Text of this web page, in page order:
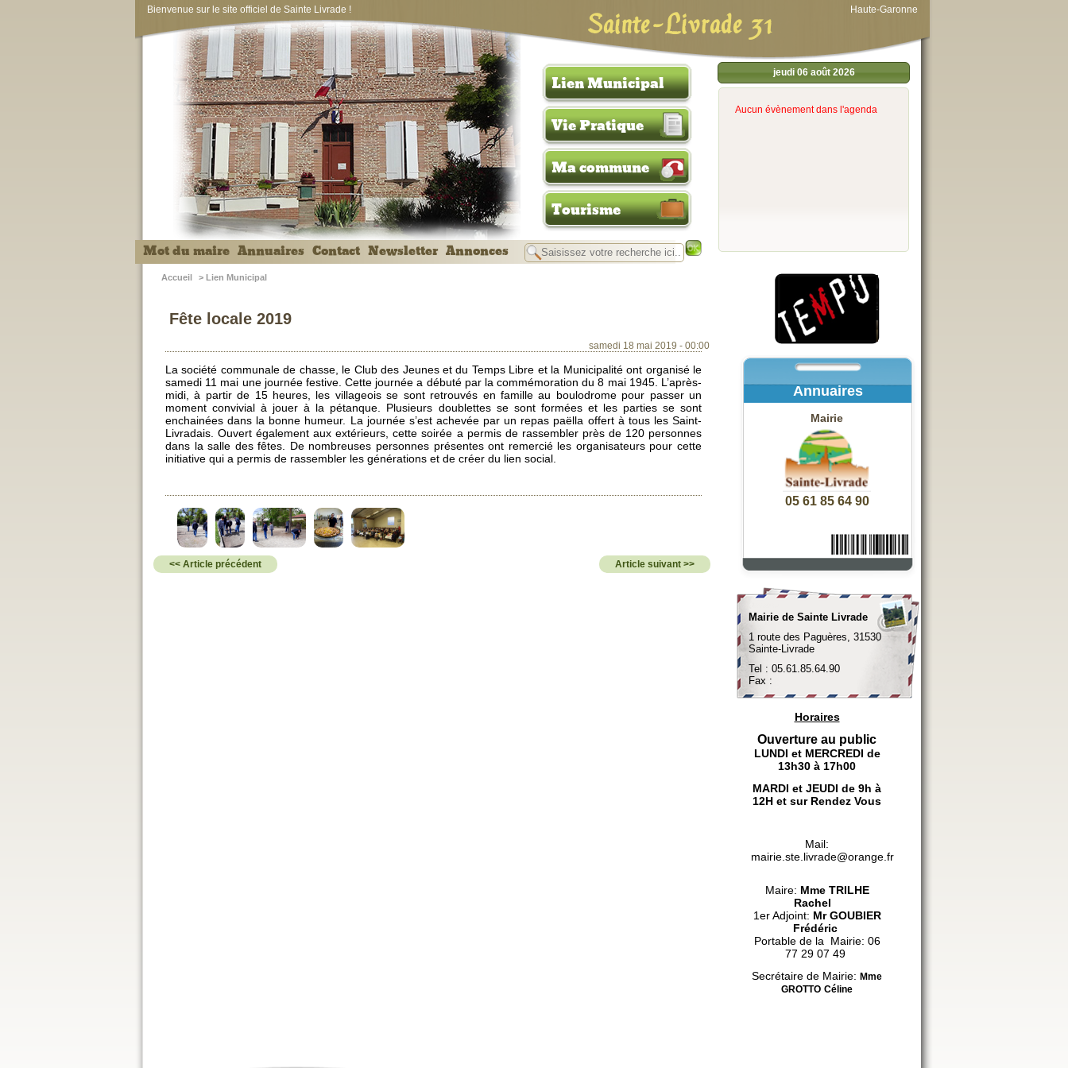
Bienvenue sur le site officiel de Sainte Livrade ! Sainte-Livrade 31 Haute-Garonne
Mot du maire Annuaires Contact Newsletter Annonces
Lien Municipal
Vie Pratique
Ma commune
Tourisme
jeudi 06 août 2026
Aucun évènement dans l'agenda
Accueil > Lien Municipal
Fête locale 2019
samedi 18 mai 2019 - 00:00
La société communale de chasse, le Club des Jeunes et du Temps Libre et la Municipalité ont organisé le
samedi 11 mai une journée festive. Cette journée a débuté par la commémoration du 8 mai 1945. L’après-
midi, à partir de 15 heures, les villageois se sont retrouvés en famille au boulodrome pour passer un
moment convivial à jouer à la pétanque. Plusieurs doublettes se sont formées et les parties se sont
enchainées dans la bonne humeur. La journée s’est achevée par un repas paëlla offert à tous les Saint-
Livradais. Ouvert également aux extérieurs, cette soirée a permis de rassembler près de 120 personnes
dans la salle des fêtes. De nombreuses personnes présentes ont remercié les organisateurs pour cette
initiative qui a permis de rassembler les générations et de créer du lien social.
<< Article précédent Article suivant >>
Annuaires
Mairie
05 61 85 64 90
Mairie de Sainte Livrade
1 route des Paguères, 31530
Sainte-Livrade
Tel : 05.61.85.64.90
Fax :
Horaires
Ouverture au public
LUNDI et MERCREDI de
13h30 à 17h00
MARDI et JEUDI de 9h à
12H et sur Rendez Vous
Mail:
mairie.ste.livrade@orange.fr
Maire: Mme TRILHE
Rachel
1er Adjoint: Mr GOUBIER
Frédéric
Portable de la Mairie: 06
77 29 07 49
Secrétaire de Mairie: Mme
GROTTO Céline